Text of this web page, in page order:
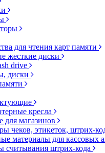
для чтения карт памяти
жесткие диски
drive
диски
кресла
для магазинов
чеков, этикеток, штрих-
материалы для кассовых
считывания штрих-кода